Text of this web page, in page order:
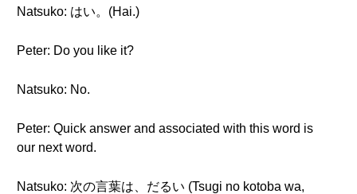
Natsuko: はい。(Hai.)
Peter: Do you like it?
Natsuko: No.
Peter: Quick answer and associated with this word is
our next word.
Natsuko: 次の言葉は、だるい (Tsugi no kotoba wa,